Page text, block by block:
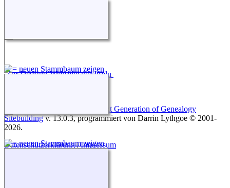
Zur Desktop-Webseite wechseln
The Next Generation of Genealogy
Sitebuildingv. 13.0.3, programmiert von Darrin Lythgoe © 2001-
2026.
Datenschutzerklärung|Impressum